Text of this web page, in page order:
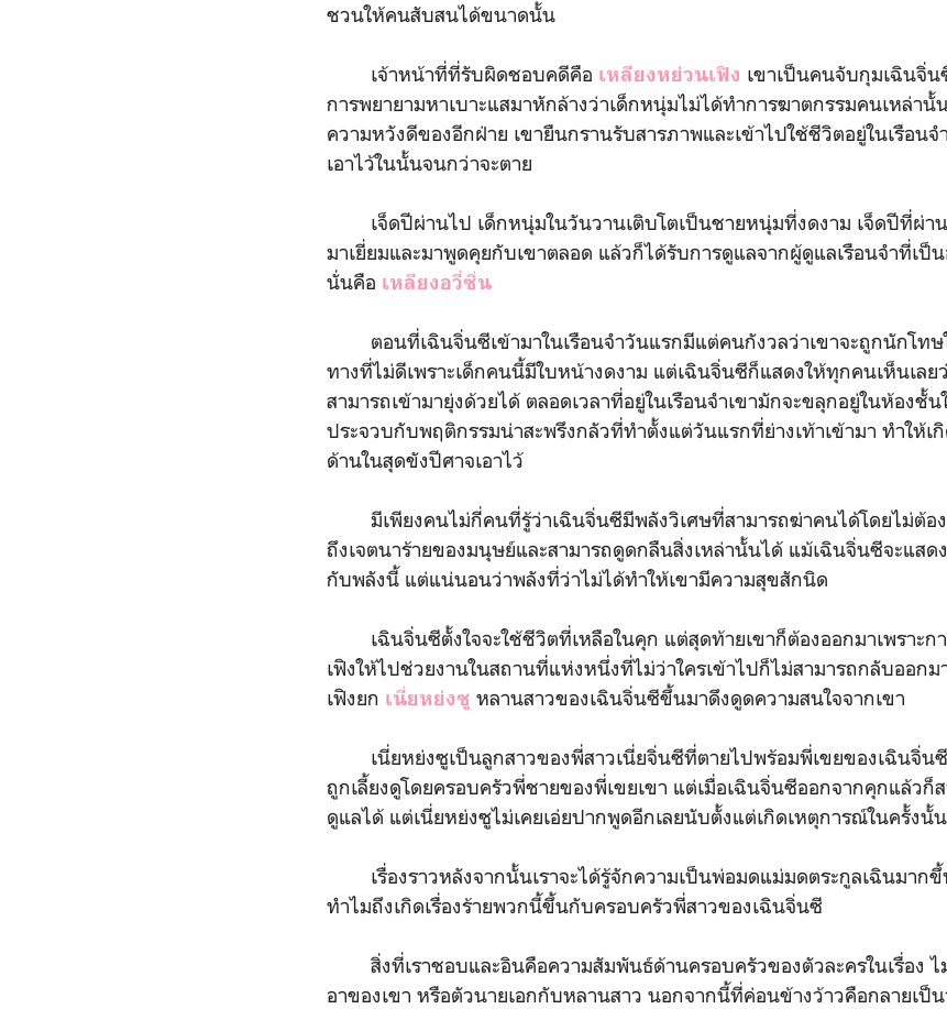
ชวนให้คนสับสนได้ขนาดนั้น
เจ้าหน้าที่ที่รับผิดชอบคดีคือ เหลียงหย่วนเฟิง เขาเป็นคนจับกุมเฉินจิ่
การพยายามหาเบาะแสมาหักล้างว่าเด็กหนุ่มไม่ได้ทำการฆาตกรรมคนเหล่า
ความหวังดีของอีกฝ่าย เขายืนกรานรับสารภาพและเข้าไปใช้ชีวิตอยู่ในเรือนจ
เอาไว้ในนั้นจนกว่าจะตาย
เจ็ดปีผ่านไป เด็กหนุ่มในวันวานเติบโตเป็นชายหนุ่มที่งดงาม เจ็ดปีที่ผ่าน
มาเยี่ยมและมาพูดคุยกับเขาตลอด แล้วก็ได้รับการดูแลจากผู้ดูแลเรือนจำที่เป็
นั่นคือ เหลียงอวี่ซิ่น
ตอนที่เฉินจิ่นซีเข้ามาในเรือนจำวันแรกมีแต่คนกังวลว่าเขาจะถูกนักโทษ
ทางที่ไม่ดีเพราะเด็กคนนี้มีใบหน้างดงาม แต่เฉินจิ่นซีก็แสดงให้ทุกคนเห็นเลย
สามารถเข้ามายุ่งด้วยได้ ตลอดเวลาที่อยู่ในเรือนจำเขามักจะขลุกอยู่ในห้องชั้น
ประจวบกับพฤติกรรมน่าสะพรึงกลัวที่ทำตั้งแต่วันแรกที่ย่างเท้าเข้ามา ทำให้เกิ
ด้านในสุดขังปีศาจเอาไว้
มีเพียงคนไม่กี่คนที่รู้ว่าเฉินจิ่นซีมีพลังวิเศษที่สามารถฆ่าคนได้โดยไม่ต้อง
ถึงเจตนาร้ายของมนุษย์และสามารถดูดกลืนสิ่งเหล่านั้นได้ แม้เฉินจิ่นซีจะแสด
กับพลังนี้ แต่แน่นอนว่าพลังที่ว่าไม่ได้ทำให้เขามีความสุขสักนิด
เฉินจิ่นซีตั้งใจจะใช้ชีวิตที่เหลือในคุก แต่สุดท้ายเขาก็ต้องออกมาเพราะก
เฟิงให้ไปช่วยงานในสถานที่แห่งหนึ่งที่ไม่ว่าใครเข้าไปก็ไม่สามารถกลับออก
เฟิงยก เนี่ยหย่งซู หลานสาวของเฉินจิ่นซีขึ้นมาดึงดูดความสนใจจากเขา
เนี่ยหย่งซูเป็นลูกสาวของพี่สาวเนี่ยจิ่นซีที่ตายไปพร้อมพี่เขยของเฉินจิ่นซี
ถูกเลี้ยงดูโดยครอบครัวพี่ชายของพี่เขยเขา แต่เมื่อเฉินจิ่นซีออกจากคุกแล้วก็
ดูแลได้ แต่เนี่ยหย่งซูไม่เคยเอ่ยปากพูดอีกเลยนับตั้งแต่เกิดเหตุการณ์ในครั้งนั้น
เรื่องราวหลังจากนั้นเราจะได้รู้จักความเป็นพ่อมดแม่มดตระกูลเฉินมากขึ้
ทำไมถึงเกิดเรื่องร้ายพวกนี้ขึ้นกับครอบครัวพี่สาวของเฉินจิ่นซี
สิ่งที่เราชอบและอินคือความสัมพันธ์ด้านครอบครัวของตัวละครในเรื่อง ไ
อาของเขา หรือตัวนายเอกกับหลานสาว นอกจากนี้ที่ค่อนข้างว้าวคือกลายเป็